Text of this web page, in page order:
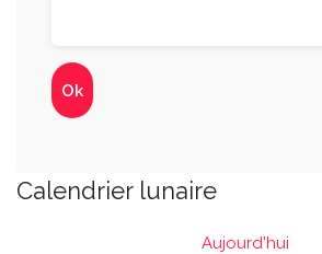
Calendrier lunaire
Aujourd'hui